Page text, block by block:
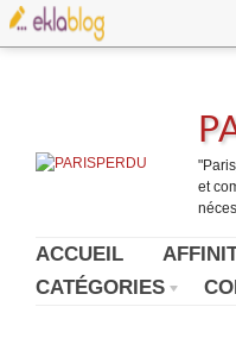
et
ACCUEIL
CATÉGORIES